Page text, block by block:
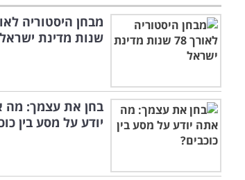
שנות מדינת ישראל
בחן את עצמך: מה
יודע על מסע בין